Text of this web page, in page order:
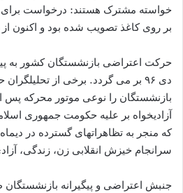
خواسته مشترک هستند: درخواست
بر روی کاغذ تصویب شده بود و اکنون
حرکت اعتراضی بازنشستگان کشور به
دی ۹۶ بر می گردد. برخی از
آزادیخواه بر علیه حکومت جمهوری
سرانجام خیزش انقلابی زن، زندگی، آزادی در
جنبش اعتراضی و پیگیرانه بازنشستگان